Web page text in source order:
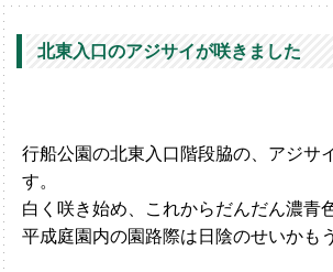
北東入口のアジサイが咲きました
行船公園の北東入口階段脇の、アジサ
す。
白く咲き始め、これからだんだん濃青
平成庭園内の園路際は日陰のせいかも